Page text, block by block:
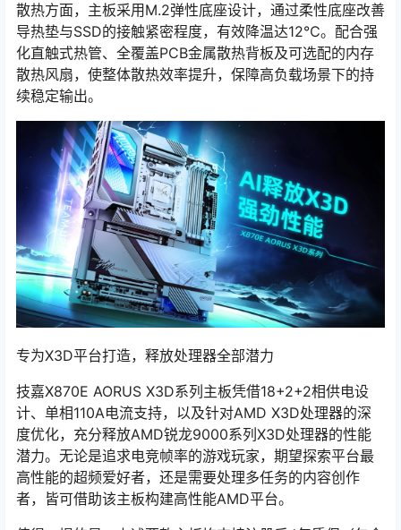
散热方面，主板采用M.2弹性底座设计，通过柔性底座改善
导热垫与SSD的接触紧密程度，有效降温达12℃。配合强
化直触式热管、全覆盖PCB金属散热背板及可选配的内存
散热风扇，使整体散热效率提升，保障高负载场景下的持
续稳定输出。
专为X3D平台打造，释放处理器全部潜力
技嘉X870E AORUS X3D系列主板凭借18+2+2相供电设
计、单相110A电流支持，以及针对AMD X3D处理器的深
度优化，充分释放AMD锐龙9000系列X3D处理器的性能
潜力。无论是追求电竞帧率的游戏玩家，期望探索平台最
高性能的超频爱好者，还是需要处理多任务的内容创作
者，皆可借助该主板构建高性能AMD平台。